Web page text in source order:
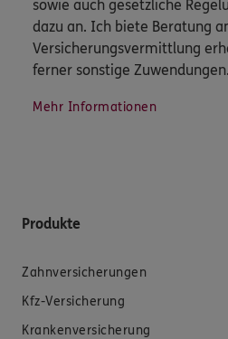
sowie auch gesetzliche
dazu an. Ich biete Beratung
Versicherungsvermittlung
ferner sonstige Zuwendungen.
Mehr Informationen
Produkte
Zahnversicherungen
Kfz-Versicherung
Krankenversicherung